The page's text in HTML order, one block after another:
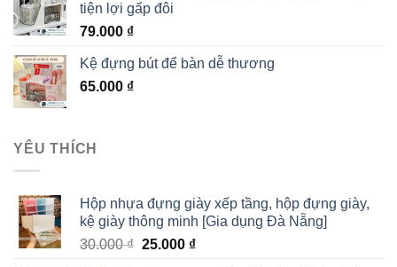
tiện lợi gấp đôi
79.000 ₫
Kệ đựng bút để bàn dễ thương
65.000 ₫
YÊU THÍCH
Hộp nhựa đựng giày xếp tầng, hộp đựng giày,
kệ giày thông minh [Gia dụng Đà Nẵng]
30.000₫ 25.000 ₫